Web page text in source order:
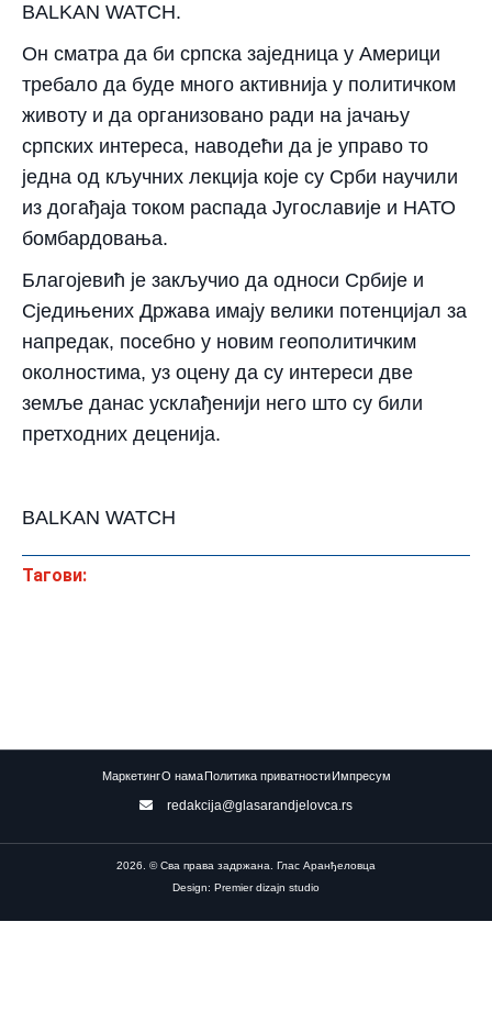
BALKAN WATCH.
Он сматра да би српска заједница у Америци
требало да буде много активнија у политичком
животу и да организовано ради на јачању
српских интереса, наводећи да је управо то
једна од кључних лекција које су Срби научили
из догађаја током распада Југославије и НАТО
бомбардовања.
Благојевић је закључио да односи Србије и
Сједињених Држава имају велики потенцијал за
напредак, посебно у новим геополитичким
околностима, уз оцену да су интереси две
земље данас усклађенији него што су били
претходних деценија.
BALKAN WATCH
Тагови:
МаркетингО нама Политика приватности Импресум
redakcija@glasarandjelovca.rs
2026. © Сва права задржана. Глас Аранђеловца
Design: Premier dizajn studio